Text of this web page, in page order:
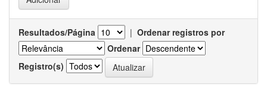
Resultados/Página | Ordenar registros por
Ordenar
Registro(s)